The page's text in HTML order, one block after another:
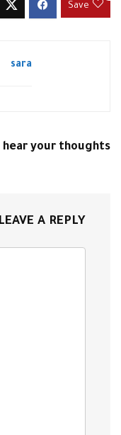
Save
sara
hear your thoughts
LEAVE A REPLY